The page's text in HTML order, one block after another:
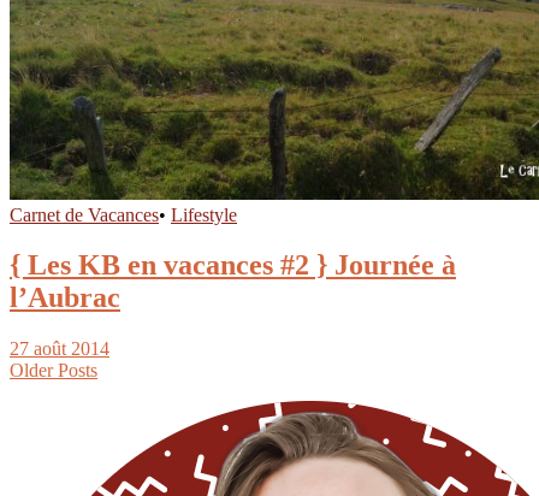
Carnet de Vacances• Lifestyle
{ Les KB en vacances #2 } Journée à
l’Aubrac
27 août 2014
Older Posts